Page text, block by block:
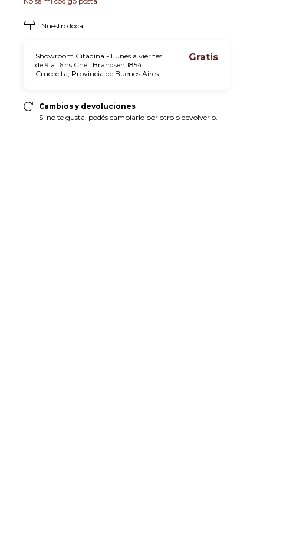
Nuestro local
Showroom Citadina - Lunes a viernes
de 9 a 16 hs Cnel. Brandsen 1854,
Crucecita, Provincia de Buenos Aires
Gratis
Cambios y devoluciones
Si no te gusta, podés cambiarlo por otro o devolverlo.